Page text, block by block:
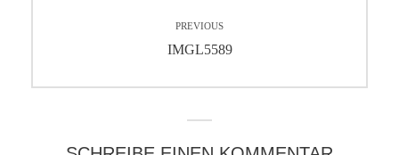
PREVIOUS
Previous
IMGL5589